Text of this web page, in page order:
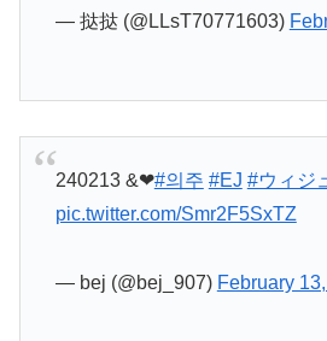
— 挞挞 (@LLsT70771603)
240213 ︎&❤︎#의주 #EJ #ウィジ
pic.twitter.com/Smr2F5SxTZ
— bej (@bej_907) February